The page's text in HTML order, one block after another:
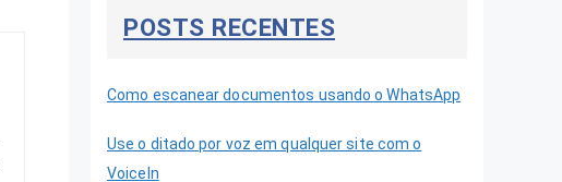
POSTS RECENTES
Como escanear documentos usando o WhatsApp
Use o ditado por voz em qualquer site com o
VoiceIn